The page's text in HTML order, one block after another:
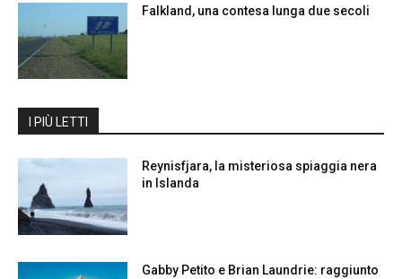
Falkland, una contesa lunga due secoli
I PIÙ LETTI
Reynisfjara, la misteriosa spiaggia nera
in Islanda
Gabby Petito e Brian Laundrie: raggiunto